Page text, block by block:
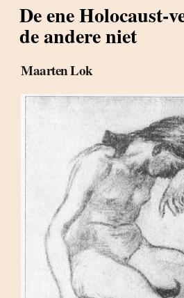
De ene Holocaust-
de andere niet
Maarten Lok